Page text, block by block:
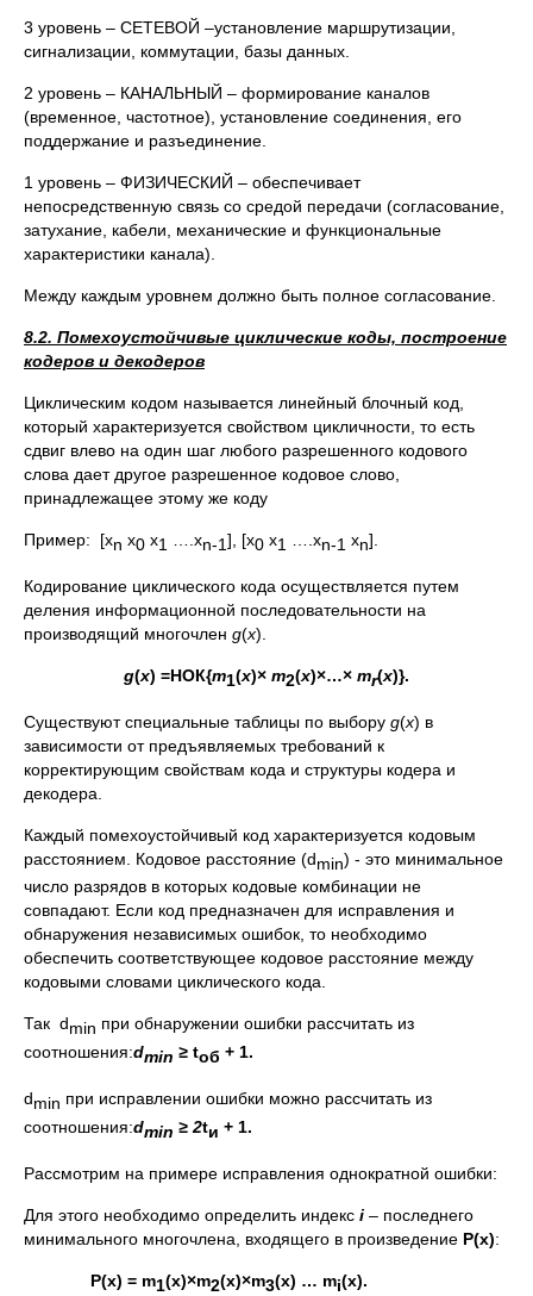
3 уровень – СЕТЕВОЙ –установление маршрутизации,
сигнализации, коммутации, базы данных.
2 уровень – КАНАЛЬНЫЙ – формирование каналов
(временное, частотное), установление соединения, его
поддержание и разъединение.
1 уровень – ФИЗИЧЕСКИЙ – обеспечивает
непосредственную связь со средой передачи (согласование,
затухание, кабели, механические и функциональные
характеристики канала).
Между каждым уровнем должно быть полное согласование.
8.2. Помехоустойчивые циклические коды, построение
кодеров и декодеров
Циклическим кодом называется линейный блочный код,
который характеризуется свойством цикличности, то есть
сдвиг влево на один шаг любого разрешенного кодового
слова дает другое разрешенное кодовое слово,
принадлежащее этому же коду
Пример: [хn х0 х1 ….хn-1], [х0 х1 ….хn-1 хn].
Кодирование циклического кода осуществляется путем
деления информационной последовательности на
производящий многочлен g(x).
g(x) =НОК{m1(x)× m2(x)×…× mr(x)}.
Существуют специальные таблицы по выбору g(x) в
зависимости от предъявляемых требований к
корректирующим свойствам кода и структуры кодера и
декодера.
Каждый помехоустойчивый код характеризуется кодовым
расстоянием. Кодовое расстояние (dmin) - это минимальное
число разрядов в которых кодовые комбинации не
совпадают. Если код предназначен для исправления и
обнаружения независимых ошибок, то необходимо
обеспечить соответствующее кодовое расстояние между
кодовыми словами циклического кода.
Так dmin при обнаружении ошибки рассчитать из
соотношения:dmin ≥ tоб + 1.
dmin при исправлении ошибки можно рассчитать из
соотношения:dmin ≥ 2tи + 1.
Рассмотрим на примере исправления однократной ошибки:
Для этого необходимо определить индекс i – последнего
минимального многочлена, входящего в произведение Р(х):
Р(х) = m1(x)×m2(x)×m3(x) … mi(x).